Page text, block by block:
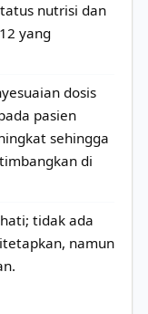
nutrisi dan
yang
dosis
pasien
sehingga
di
tidak ada
namun